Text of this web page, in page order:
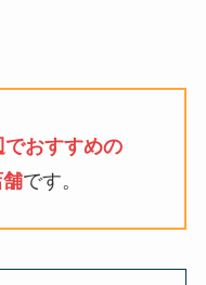
おすすめの
です。